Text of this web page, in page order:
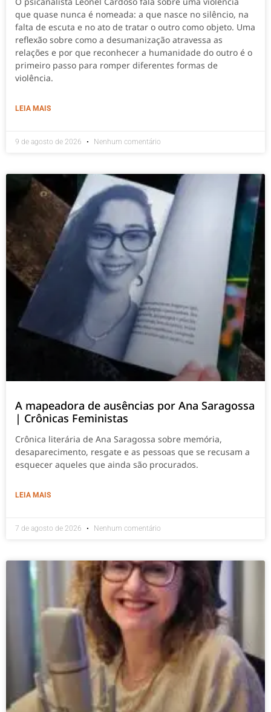
que quase nunca é nomeada: a que nasce no silêncio, na
falta de escuta e no ato de tratar o outro como objeto. Uma
reflexão sobre como a desumanização atravessa as
relações e por que reconhecer a humanidade do outro é o
primeiro passo para romper diferentes formas de
violência.
LEIA MAIS
9 de agosto de 2026 Nenhum comentário
A mapeadora de ausências por Ana Saragossa
| Crônicas Feministas
Crônica literária de Ana Saragossa sobre memória,
desaparecimento, resgate e as pessoas que se recusam a
esquecer aqueles que ainda são procurados.
LEIA MAIS
7 de agosto de 2026 Nenhum comentário